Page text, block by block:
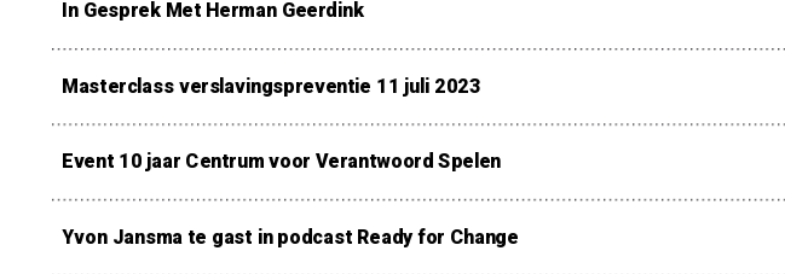
In Gesprek Met Herman Geerdink
Masterclass verslavingspreventie 11 juli 2023
Event 10 jaar Centrum voor Verantwoord Spelen
Yvon Jansma te gast in podcast Ready for Change